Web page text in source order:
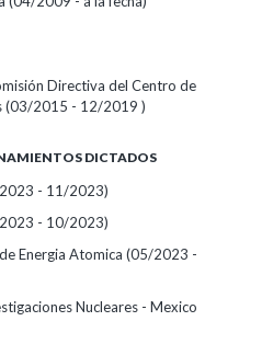
Directiva del Centro de
(03/2015 - 12/2019 )
DICTADOS
- 11/2023)
- 10/2023)
Energia Atomica (05/2023 -
Nucleares - Mexico